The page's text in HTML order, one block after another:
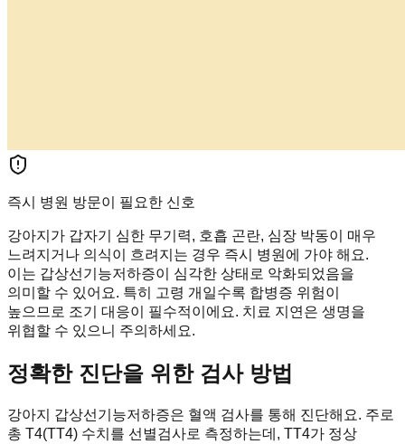
즉시 병원 방문이 필요한 신호
강아지가 갑자기 심한 무기력, 호흡 곤란, 심장 박동이 매우
느려지거나 의식이 흐려지는 경우 즉시 병원에 가야 해요.
이는 갑상선기능저하증이 심각한 상태로 악화되었음을
의미할 수 있어요. 특히 고령 개일수록 합병증 위험이
높으므로 조기 대응이 필수적이에요. 치료 지연은 생명을
위협할 수 있으니 주의하세요.
정확한 진단을 위한 검사 방법
강아지 갑상선기능저하증은 혈액 검사를 통해 진단해요. 주로
총 T4(TT4) 수치를 선별검사로 측정하는데, TT4가 정상